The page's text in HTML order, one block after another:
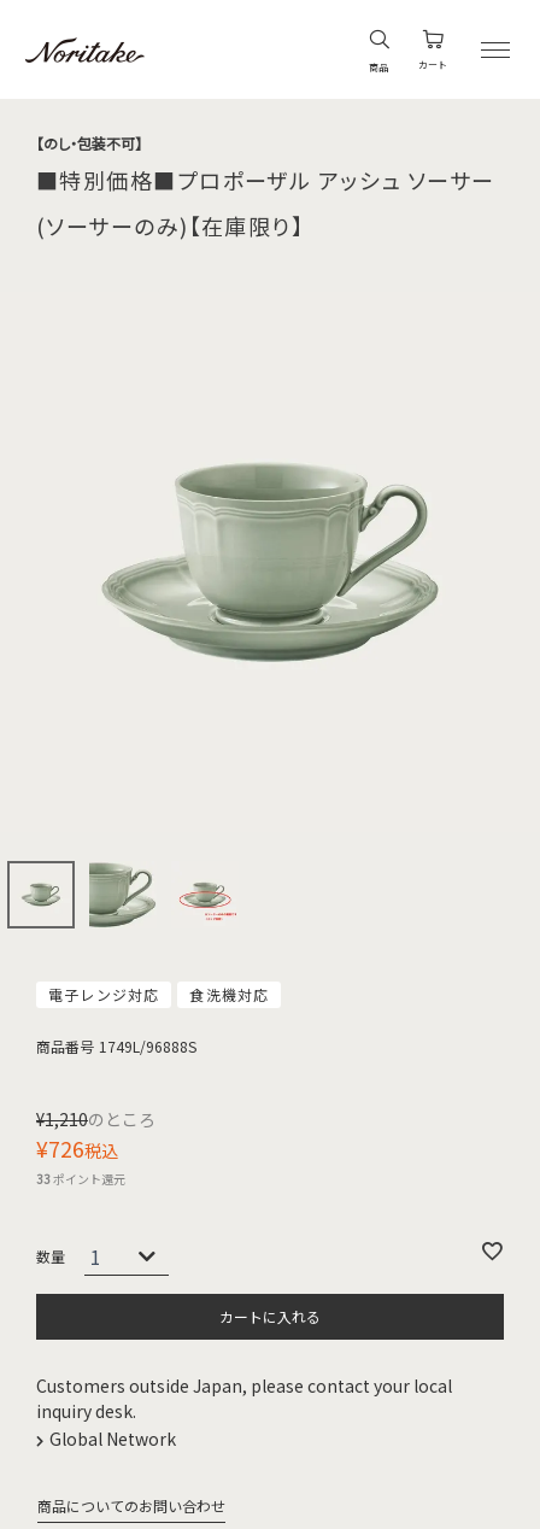
商品 カート
【のし・包装不可】
■特別価格■プロポーザル アッシュ ソーサー
(ソーサーのみ)【在庫限り】
電子レンジ対応 食洗機対応
商品番号 1749L/96888S
¥1,210のところ
¥726税込
33ポイント還元
カートに入れる
Customers outside Japan, please contact your local
inquiry desk.
Global Network
商品についてのお問い合わせ